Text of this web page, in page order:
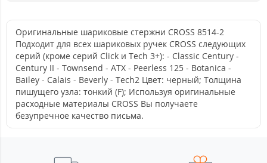
Оригинальные шариковые стержни CROSS 8514-2
Подходит для всех шариковых ручек CROSS следующих
серий (кроме серий Click и Tech 3+): - Classic Century -
Century II - Townsend - ATX - Peerless 125 - Botanica -
Bailey - Calais - Beverly - Tech2 Цвет: черный; Толщина
пишущего узла: тонкий (F); Используя оригинальные
расходные материалы СROSS Вы получаете
безупречное качество письма.